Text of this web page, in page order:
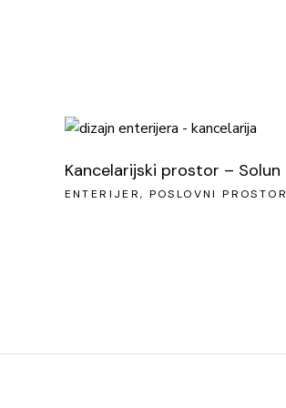
Kancelarijski prostor – Solun
ENTERIJER POSLOVNI PROSTOR